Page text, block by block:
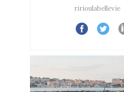
ririoulabellevie